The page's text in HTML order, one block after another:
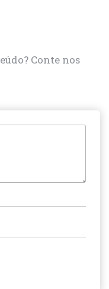
Conte nos